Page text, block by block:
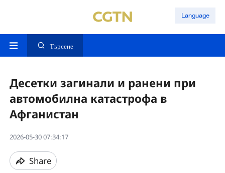
Language
Търсене
Десетки загинали и ранени при
автомобилна катастрофа в
Афганистан
2026-05-30 07:34:17
Share